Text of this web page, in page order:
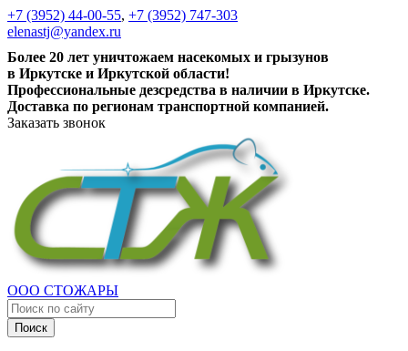
+7 (3952) 44-00-55, +7 (3952) 747-303
elenastj@yandex.ru
Более 20 лет уничтожаем насекомых и грызунов
в Иркутске и Иркутской области!
Профессиональные дезсредства в наличии в Иркутске.
Доставка по регионам транспортной компанией.
Заказать звонок
ООО СТОЖАРЫ
Поиск